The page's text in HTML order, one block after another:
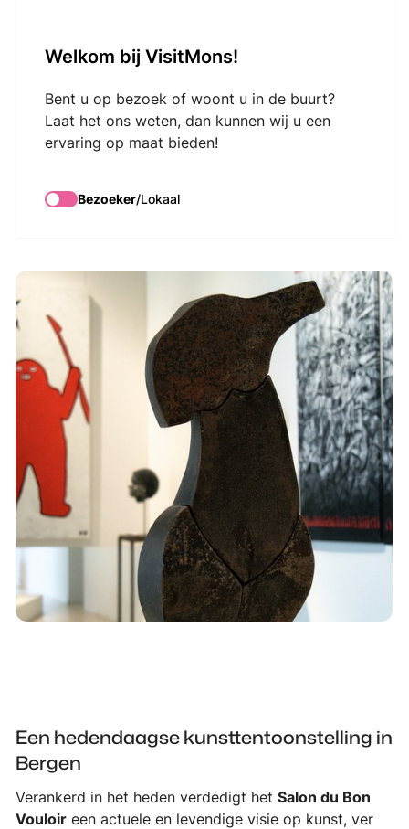
Welkom bij VisitMons!
Bent u op bezoek of woont u in de buurt?
Laat het ons weten, dan kunnen wij u een
ervaring op maat bieden!
Bezoeker/Lokaal
115ème édition du
Salon du Bon Vouloir
Een hedendaagse kunsttentoonstelling in
Bergen
Verankerd in het heden verdedigt hetSalon du Bon
Vouloir een actuele en levendige visie op kunst, ver